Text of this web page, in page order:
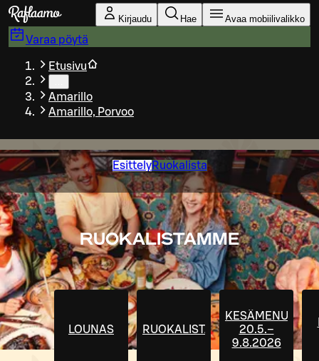
Siirry pääsisältöön
Kirjaudu Hae Avaa mobiilivalikko
Varaa pöytä
Etusivu
Amarillo
Amarillo, Porvoo
EsittelyRuokalista
RUOKALISTAMME
LOUNAS RUOKALISTA
KESÄMENU
20.5.–
9.8.2026